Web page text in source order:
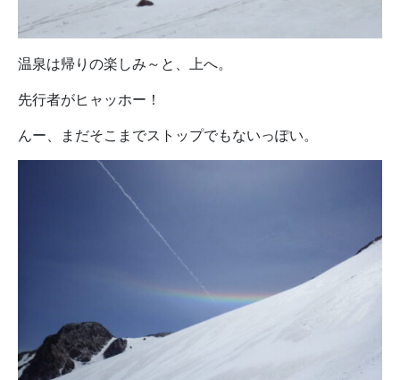
温泉は帰りの楽しみ～と、上へ。
先行者がヒャッホー！
んー、まだそこまでストップでもないっぽい。